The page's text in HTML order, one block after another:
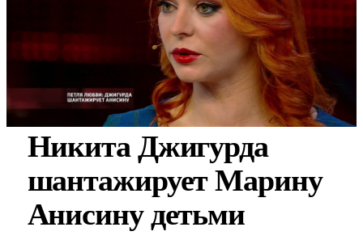
Никита Джигурда
шантажирует Марину
Анисину детьми